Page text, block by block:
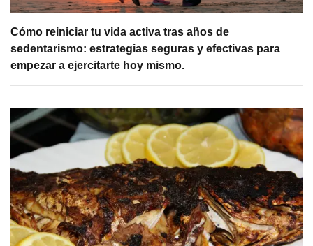
Cómo reiniciar tu vida activa tras años de
sedentarismo: estrategias seguras y efectivas para
empezar a ejercitarte hoy mismo.